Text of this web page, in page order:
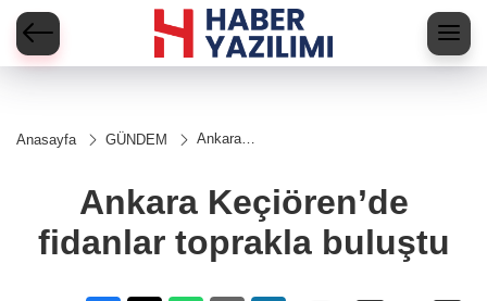
Anasayfa GÜNDEM
Ankara
toprakla
buluştu
Ankara Keçiören’de
fidanlar toprakla buluştu